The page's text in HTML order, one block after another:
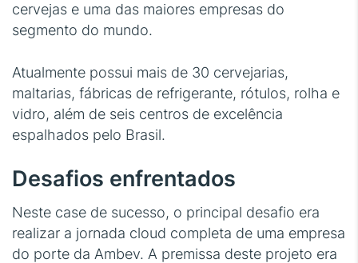
cervejas e uma das maiores empresas do
segmento do mundo.
Atualmente possui mais de 30 cervejarias,
maltarias, fábricas de refrigerante, rótulos, rolha e
vidro, além de seis centros de excelência
espalhados pelo Brasil.
Desafios enfrentados
Neste case de sucesso, o principal desafio era
realizar a jornada cloud completa de uma empresa
do porte da Ambev. A premissa deste projeto era